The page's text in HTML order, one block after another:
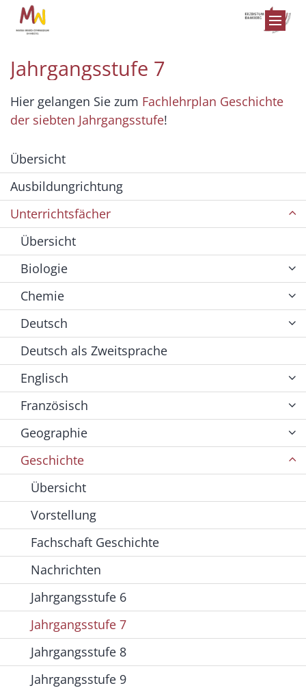
Zum Inhalt springen
Jahrgangsstufe 7
Hier gelangen Sie zum Fachlehrplan Geschichte
der siebten Jahrgangsstufe!
Übersicht
Ausbildungrichtung
Unterrichtsfächer
Übersicht
Biologie
Chemie
Deutsch
Deutsch als Zweitsprache
Englisch
Französisch
Geographie
Geschichte
Übersicht
Vorstellung
Fachschaft Geschichte
Nachrichten
Jahrgangsstufe 6
Jahrgangsstufe 7
Jahrgangsstufe 8
Jahrgangsstufe 9